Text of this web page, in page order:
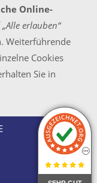
unter
GMBH
Online-
„Alle erlauben“
Weiterführende
Cookies
Sie in